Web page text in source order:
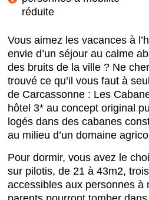
réduite
Vous aimez les vacances à
envie d’un séjour au calme
des bruits de la ville ? Ne
trouvé ce qu’il vous faut à
de Carcassonne : Les
hôtel 3* au concept original
logés dans des cabanes
au milieu d’un domaine
Pour dormir, vous avez le
sur pilotis, de 21 à 43m2,
accessibles aux personnes à